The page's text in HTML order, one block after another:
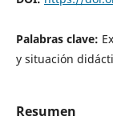
Palabras clave:
y situación
Resumen